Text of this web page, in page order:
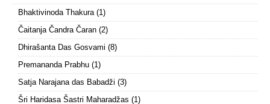
Bhaktivinoda Thakura (1)
Čaitanja Čandra Čaran (2)
Dhirašanta Das Gosvami (8)
Premananda Prabhu (1)
Satja Narajana das Babadži (3)
Šri Haridasa Šastri Maharadžas (1)